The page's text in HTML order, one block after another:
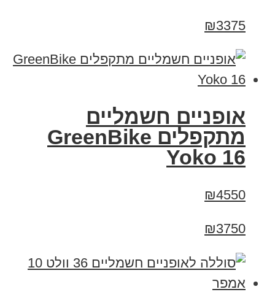
₪3375
‏אופניים חשמליים
‏מתקפלים GreenBike
Yoko 16
₪4550
₪3750